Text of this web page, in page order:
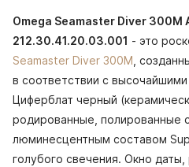
Omega Seamaster Diver 300M
212.30.41.20.03.001 - это
Seamaster Diver 300M ,
в соответствии с
Циферблат черный
родированные, полированные
люминесцентным составом
голубого свечения. Окно